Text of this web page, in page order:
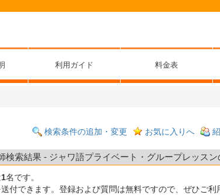
利用ガイド 料金表
検索条件の追加・変更 お気に入りへ
検索結果 - ジャワ語プライベート・グループレッス
1名です。
付できます。登録および質問は無料ですので、ぜひご利